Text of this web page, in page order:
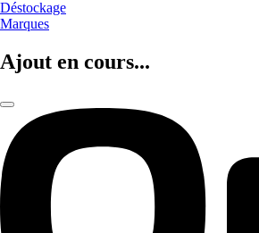
Déstockage
Marques
Ajout en cours...